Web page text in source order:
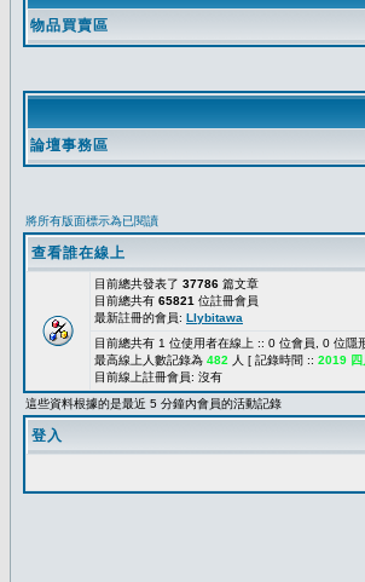
物品買賣區
論壇事務區
將所有版面標示為已閱讀
查看誰在線上
目前總共發表了 37786 篇文章
目前總共有 65821 位註冊會員
最新註冊的會員: Llybitawa
目前總共有 1 位使用者在線上 :: 0 位會員, 0 位
最高線上人數記錄為 482 人 [ 記錄時間 :: 2019
目前線上註冊會員: 沒有
這些資料根據的是最近 5 分鐘內會員的活動記錄
登入